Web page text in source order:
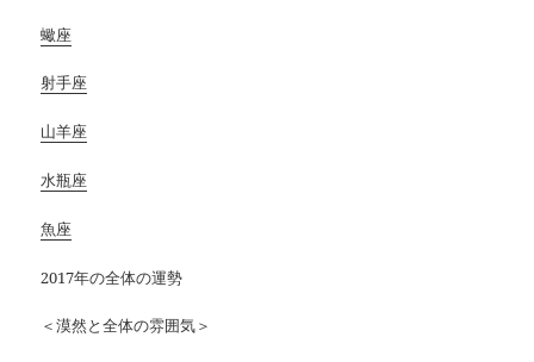
蠍座
射手座
山羊座
水瓶座
魚座
2017年の全体の運勢
＜漠然と全体の雰囲気＞